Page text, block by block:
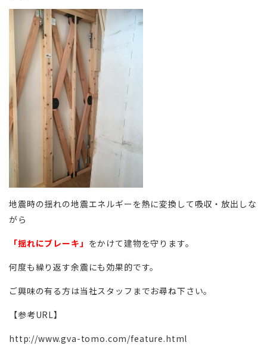
地震時の揺れの地震エネルギーを熱に変換して吸収・放出しな
がら
「揺れにブレーキ」 をかけて建物を守ります。
何度も繰り返す余震にも効果的です。
ご興味の有る方は当社スタッフまでお尋ね下さい。
【参考URL】
http://www.gva-tomo.com/feature.html